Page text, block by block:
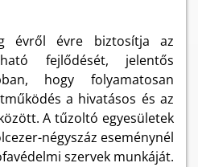
évről évre biztosítja az
fejlődését, jelentős
hogy folyamatosan
a hivatásos és az
A tűzoltó egyesületek
négyszáz eseménynél
szervek munkáját.